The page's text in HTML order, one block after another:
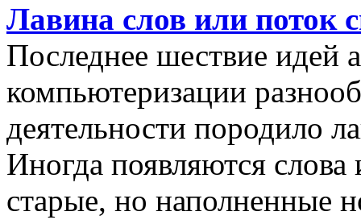
Лавина слов или поток
Последнее шествие идей
компьютеризации
деятельности породило
Иногда появляются
старые, но наполненные